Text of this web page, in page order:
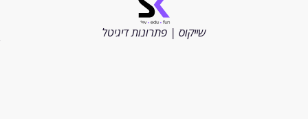
שייקוס | פתרונות דיגיטל
שמורות